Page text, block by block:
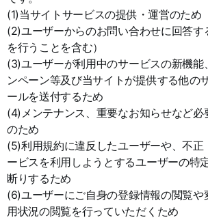
(1)当サイトサービスの提供・運営のため
(2)ユーザーからのお問い合わせに回答す
を行うことを含む）
(3)ユーザーが利用中のサービスの新機能
ンペーン等及び当サイトが提供する他の
ールを送付するため
(4)メンテナンス、重要なお知らせなど必
のため
(5)利用規約に違反したユーザーや、不正
ービスを利用しようとするユーザーの特
断りするため
(6)ユーザーにご自身の登録情報の閲覧や
用状況の閲覧を行っていただくため